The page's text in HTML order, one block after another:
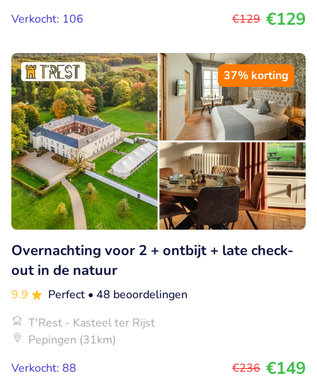
Verkocht: 106
€129 €129
37% korting
Overnachting voor 2 + ontbijt + late check-
out in de natuur
9.9 Perfect • 48 beoordelingen
T'Rest - Kasteel ter Rijst
Pepingen (31km)
Verkocht: 88
€236 €149